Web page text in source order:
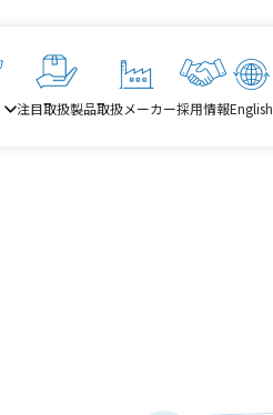
注目取扱製品取扱メーカー採用情報English